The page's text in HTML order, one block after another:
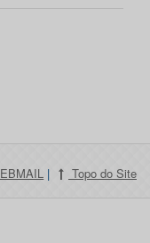
| Topo do Site